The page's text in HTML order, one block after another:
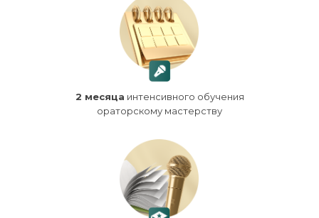
2 месяца интенсивного обучения
ораторскому мастерству